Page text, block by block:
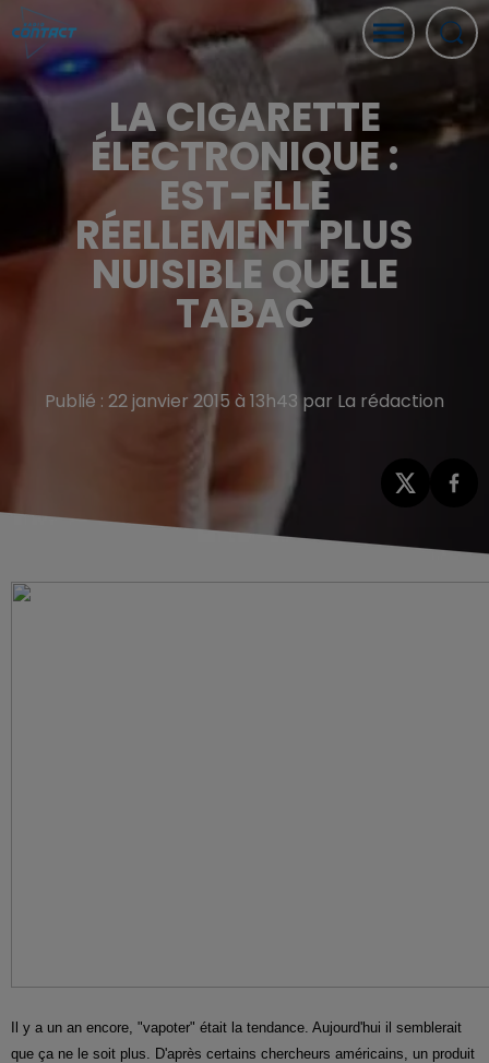
LA CIGARETTE
ÉLECTRONIQUE :
EST-ELLE
RÉELLEMENT PLUS
NUISIBLE QUE LE
TABAC
Publié : 22 janvier 2015 à 13h43 par La rédaction
Il y a un an encore, "vapoter" était la tendance. Aujourd'hui il semblerait
que ça ne le soit plus. D'après certains chercheurs américains, un produit